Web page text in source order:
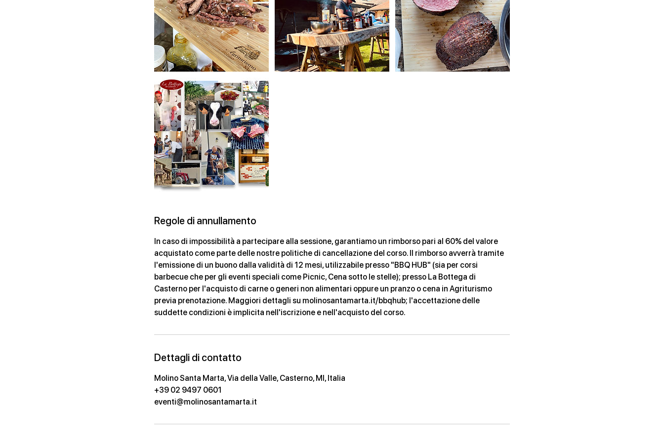
Regole di annullamento
In caso di impossibilità a partecipare alla sessione, garantiamo un rimborso pari al 60% del valore
acquistato come parte delle nostre politiche di cancellazione del corso. Il rimborso avverrà tramite
l'emissione di un buono dalla validità di 12 mesi, utilizzabile presso "BBQ HUB" (sia per corsi
barbecue che per gli eventi speciali come Picnic, Cena sotto le stelle); presso La Bottega di
Casterno per l'acquisto di carne o generi non alimentari oppure un pranzo o cena in Agriturismo
previa prenotazione. Maggiori dettagli su molinosantamarta.it/bbqhub; l'accettazione delle
suddette condizioni è implicita nell'iscrizione e nell'acquisto del corso.
Dettagli di contatto
Molino Santa Marta, Via della Valle, Casterno, MI, Italia
+39 02 9497 0601
eventi@molinosantamarta.it